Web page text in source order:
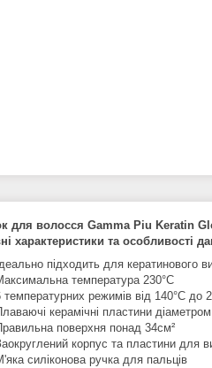
для волосся Gamma Piu Keratin
характеристики та особливості
підходить для кератинового
температура 230°C
температурних режимів від 140°C до
керамічні пластини
поверхня понад 34см²
корпус та пластини для
силіконова ручка для пальців